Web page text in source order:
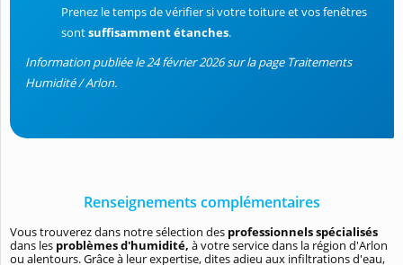
Prenez le temps de vérifier si votre toiture et vos fenêtres
sontsuffisamment étanches.
Information publiée le 24 février 2026 sur la page Traitements
Humidité / Arlon.
Renseignements complémentaires
Vous trouverez dans notre sélection des professionnels spécialisés
dans les problèmes d'humidité, à votre service dans la région d'Arlon
ou alentours. Grâce à leur expertise, dites adieu aux infiltrations d'eau,